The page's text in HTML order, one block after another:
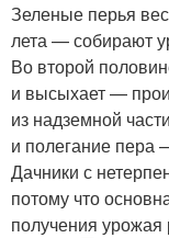
Зеленые перья
лета — собирают
Во второй
и высыхает —
из надземной
и полегание пера
Дачники с
потому что
получения урожая